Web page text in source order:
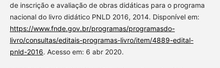
de inscrição e avaliação de obras didáticas para o programa
nacional do livro didático PNLD 2016, 2014. Disponível em:
https://www.fnde.gov.br/programas/programasdo-
livro/consultas/editais-programas-livro/item/4889-edital-
pnld-2016. Acesso em: 6 abr 2020.